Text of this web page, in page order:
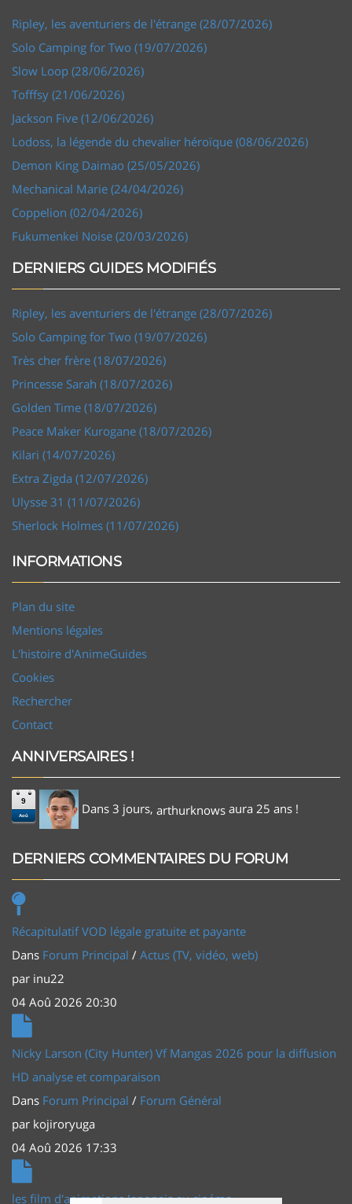
Ripley, les aventuriers de l'étrange (28/07/2026)
Solo Camping for Two (19/07/2026)
Slow Loop (28/06/2026)
Tofffsy (21/06/2026)
Jackson Five (12/06/2026)
Lodoss, la légende du chevalier héroïque (08/06/2026)
Demon King Daimao (25/05/2026)
Mechanical Marie (24/04/2026)
Coppelion (02/04/2026)
Fukumenkei Noise (20/03/2026)
DERNIERS GUIDES MODIFIÉS
Ripley, les aventuriers de l'étrange (28/07/2026)
Solo Camping for Two (19/07/2026)
Très cher frère (18/07/2026)
Princesse Sarah (18/07/2026)
Golden Time (18/07/2026)
Peace Maker Kurogane (18/07/2026)
Kilari (14/07/2026)
Extra Zigda (12/07/2026)
Ulysse 31 (11/07/2026)
Sherlock Holmes (11/07/2026)
INFORMATIONS
Plan du site
Mentions légales
L'histoire d'AnimeGuides
Cookies
Rechercher
Contact
ANNIVERSAIRES !
9
Aoû Dans 3 jours, arthurknows aura 25 ans !
DERNIERS COMMENTAIRES DU FORUM
Récapitulatif VOD légale gratuite et payante
Dans Forum Principal / Actus (TV, vidéo, web)
par inu22
04 Aoû 2026 20:30
Nicky Larson (City Hunter) Vf Mangas 2026 pour la diffusion
HD analyse et comparaison
Dans Forum Principal / Forum Général
par kojiroryuga
04 Aoû 2026 17:33
les film d'animations Japonais au cinéma